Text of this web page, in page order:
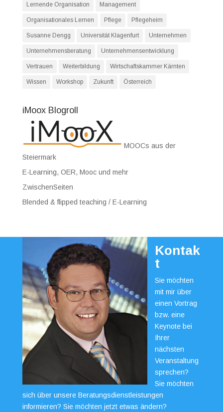
Lernende Organisation Management
Organisationales Lernen Pflege Pflegeheim
Susanne Dengg Universität Klagenfurt Unternehmen
Unternehmensberatung Unternehmensentwicklung
Vertrauen Weiterbildung Wirtschaftskammer Kärnten
Wissen Workshop Zukunft Österreich
iMoox Blogroll
MOOCs aus der
Steiermark
E-Learning, OER, Mooc und mehr
ZwischenSeiten
Blended & flipped teaching / E-Learning
Kontak
t
Sie möchten
mit mir über
einen Vortrag
bzw. eine
Keynote bei
Ihrer
nächsten
Veranstaltung
sprechen?
Sie möchten
sich über unsere Beratungsdienstleistungen
informieren? Sie möchten jetzt etwas ändern?